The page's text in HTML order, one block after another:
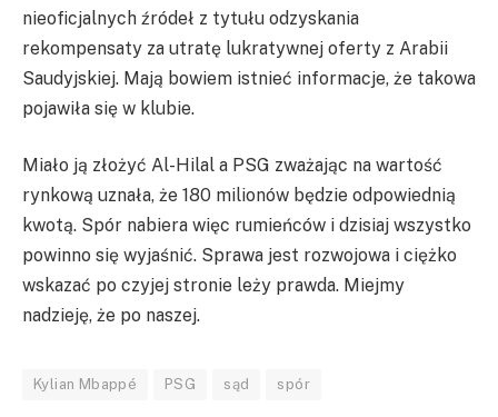
nieoficjalnych źródeł z tytułu odzyskania
rekompensaty za utratę lukratywnej oferty z Arabii
Saudyjskiej. Mają bowiem istnieć informacje, że takowa
pojawiła się w klubie.
Miało ją złożyć Al-Hilal a PSG zważając na wartość
rynkową uznała, że 180 milionów będzie odpowiednią
kwotą. Spór nabiera więc rumieńców i dzisiaj wszystko
powinno się wyjaśnić. Sprawa jest rozwojowa i ciężko
wskazać po czyjej stronie leży prawda. Miejmy
nadzieję, że po naszej.
Kylian Mbappé PSG sąd spór